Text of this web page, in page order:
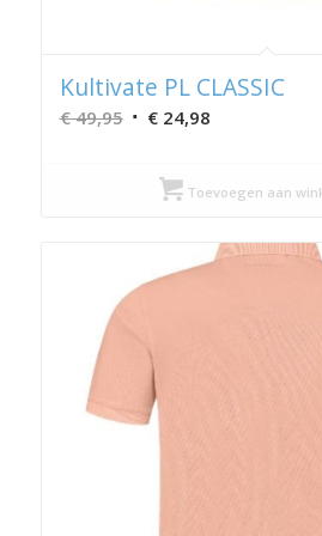
Kultivate PL CLASSIC
€49,95 Oorspronkelijke
was:
€ 49,95.
€24,98Huidige
€ 24,98.
Toevoegen aan